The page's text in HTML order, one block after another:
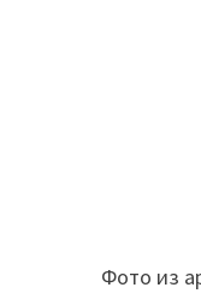
Фото из